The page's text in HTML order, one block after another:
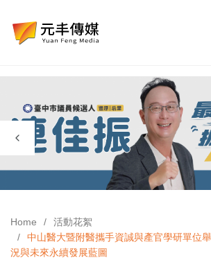
Home
活動花絮
中山醫大暨附醫攜手資誠與產官學研單位
況與未來永續發展藍圖